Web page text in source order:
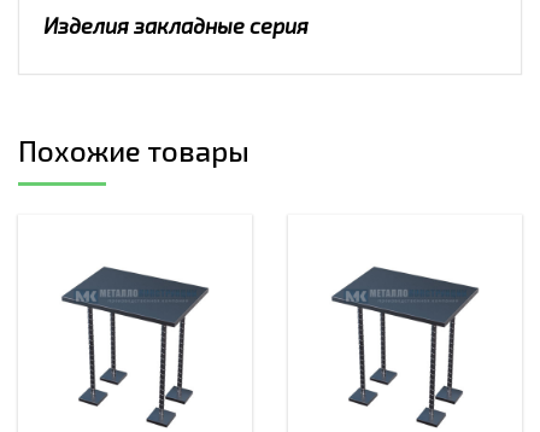
Изделия закладные серия
Похожие товары